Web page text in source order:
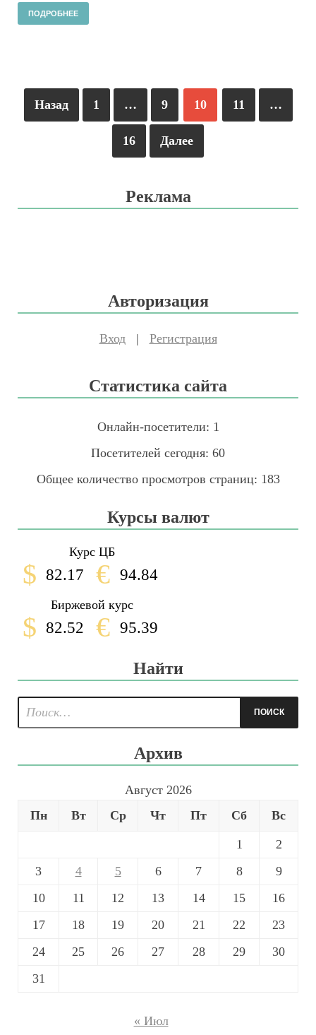
ПОДРОБНЕЕ
Назад 1 … 9 10 11 …
16 Далее
Реклама
Авторизация
Вход| Регистрация
Статистика сайта
Онлайн-посетители: 1
Посетителей сегодня: 60
Общее количество просмотров страниц: 183
Курсы валют
Курс ЦБ
$ 82.17 € 94.84
Биржевой курс
$ 82.52 € 95.39
Найти
Архив
Август 2026
Пн
Вт Ср Чт Пт Сб Вс
1
2
3
4 5 6 7 8
9
10
11 12 13 14 15
16
17
18 19 20 21 22
23
24
25 26 27 28 29
30
31
« Июл